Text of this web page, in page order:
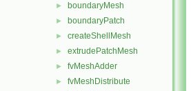
► boundaryMesh
► boundaryPatch
► createShellMesh
► extrudePatchMesh
► fvMeshAdder
► fvMeshDistribute